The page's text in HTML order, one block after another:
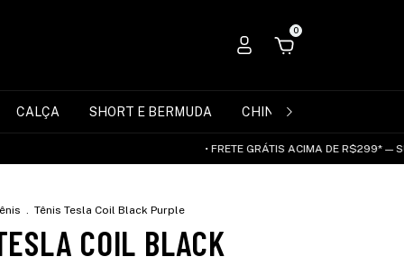
0
CALÇA SHORT E BERMUDA CHINELO
• FRETE GRÁTIS ACIMA DE R$299* — SUDESTE E
. Tênis Tesla Coil Black Purple
COIL BLACK